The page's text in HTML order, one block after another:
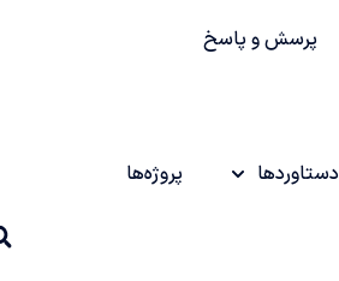
پرسش و پاسخ
دستاوردها
پروژه‌ها